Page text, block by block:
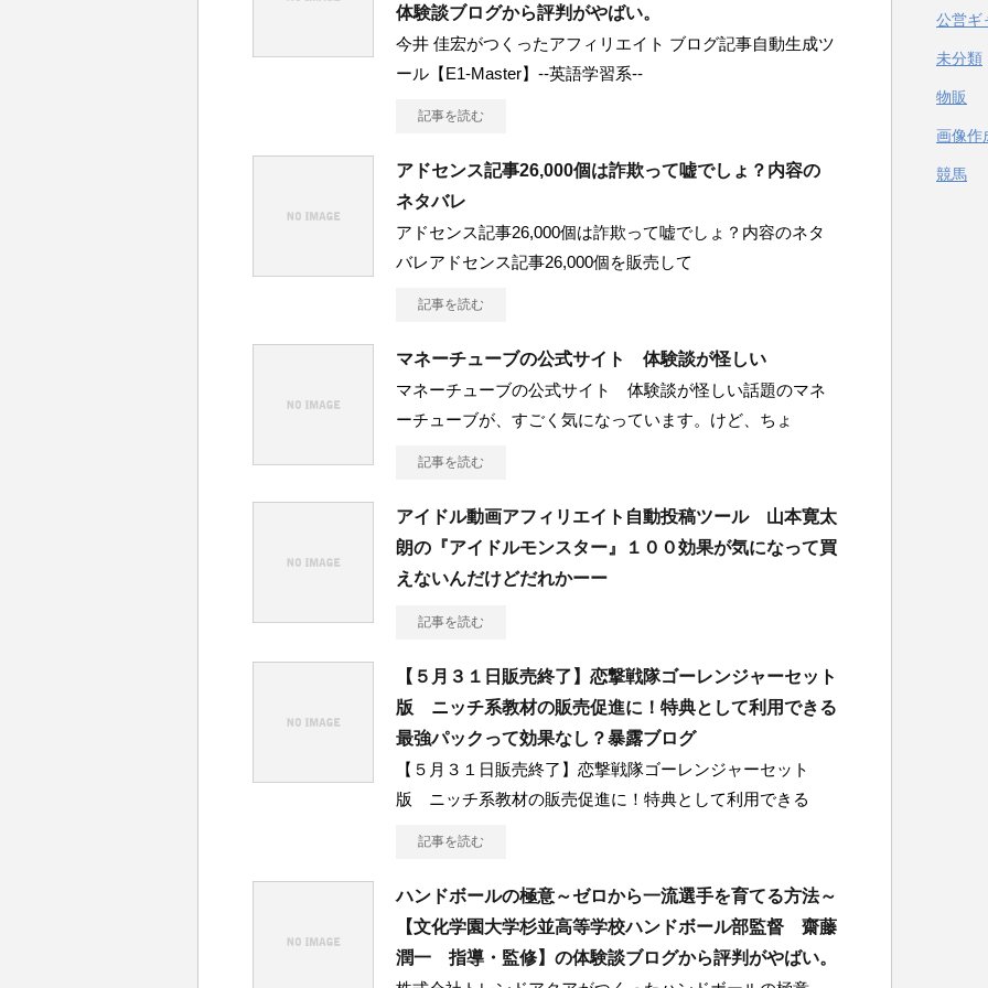
体験談ブログから評判がやばい。
今井 佳宏がつくったアフィリエイト ブログ記事自動生成ツ
ール【E1-Master】--英語学習系--
記事を読む
アドセンス記事26,000個は詐欺って嘘でしょ？内容の
ネタバレ
アドセンス記事26,000個は詐欺って嘘でしょ？内容のネタ
バレアドセンス記事26,000個を販売して
記事を読む
マネーチューブの公式サイト 体験談が怪しい
マネーチューブの公式サイト 体験談が怪しい話題のマネ
ーチューブが、すごく気になっています。けど、ちょ
記事を読む
アイドル動画アフィリエイト自動投稿ツール 山本寛太
朗の『アイドルモンスター』１００効果が気になって買
えないんだけどだれかーー
記事を読む
【５月３１日販売終了】恋撃戦隊ゴーレンジャーセット
版 ニッチ系教材の販売促進に！特典として利用できる
最強パックって効果なし？暴露ブログ
【５月３１日販売終了】恋撃戦隊ゴーレンジャーセット
版 ニッチ系教材の販売促進に！特典として利用できる
記事を読む
ハンドボールの極意～ゼロから一流選手を育てる方法～
【文化学園大学杉並高等学校ハンドボール部監督 齋藤
潤一 指導・監修】の体験談ブログから評判がやばい。
公営ギ
未分類
物販
画像作
競馬